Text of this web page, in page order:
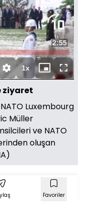
Toplam
Süre
2:55
1xOynatma
Hızı
Mini
oynatıcı
Tam
Ekran
ziyaret
Luxembourg
Müller
ve NATO
oluşan
Favoriler